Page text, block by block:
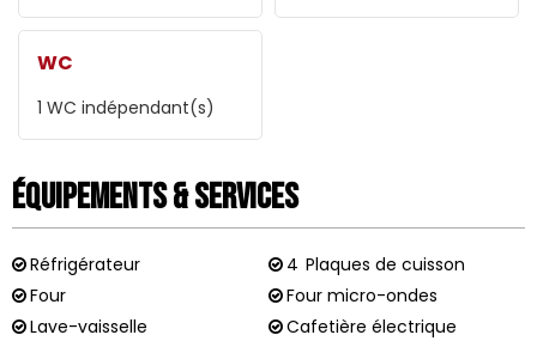
WC
1 WC indépendant(s)
Équipements & Services
Réfrigérateur 4 Plaques de cuisson
Four
Four micro-ondes
Lave-vaisselle
Cafetière électrique